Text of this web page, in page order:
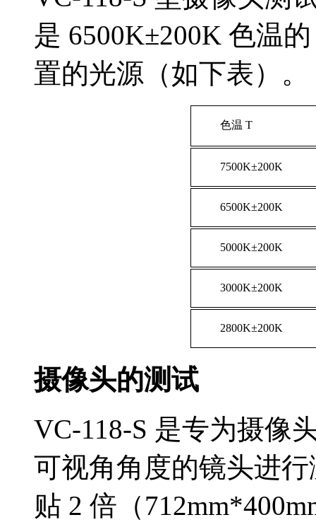
是 6500K±200K 色温
置的光源（如下表）。
色温 T
7500K±200K
6500K±200K
5000K±200K
3000K±200K
2800K±200K
摄像头的测试
VC-118-S 是专为摄像
可视角角度的镜头进
贴 2 倍（